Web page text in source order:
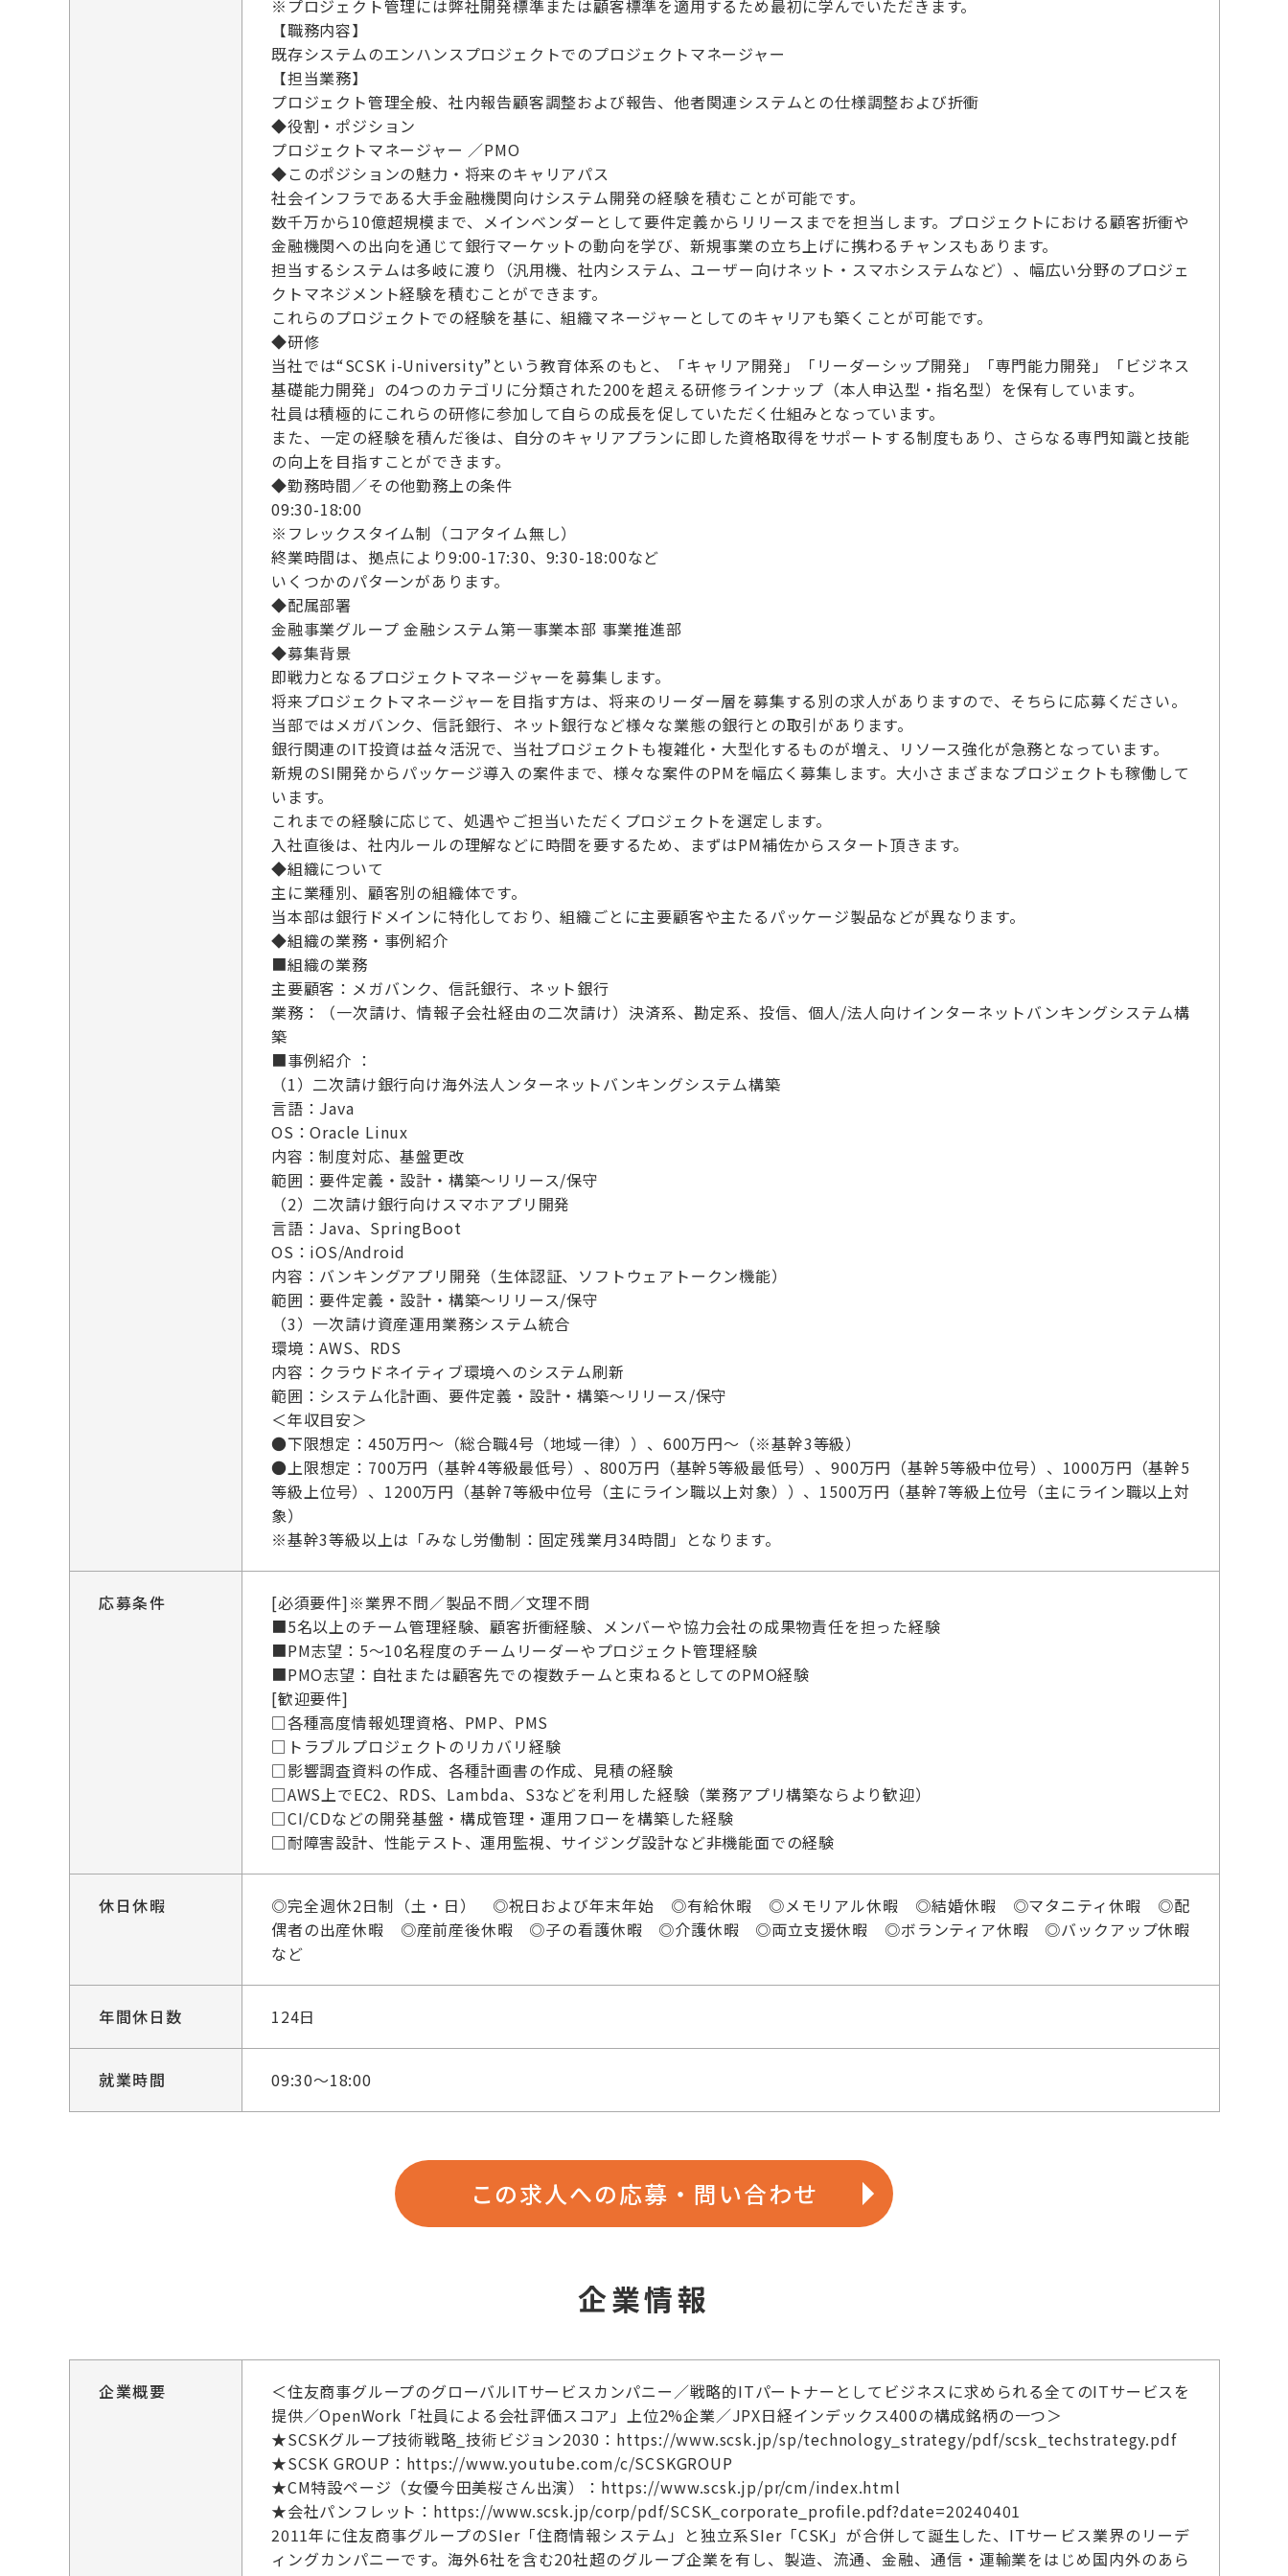
※プロジェクト管理には弊社開発標準または顧客標準を適用するため最初に学んでいただきます。
【職務内容】
既存システムのエンハンスプロジェクトでのプロジェクトマネージャー
【担当業務】
プロジェクト管理全般、社内報告顧客調整および報告、他者関連システムとの仕様調整および折衝
◆役割・ポジション
プロジェクトマネージャー ／PMO
◆このポジションの魅力・将来のキャリアパス
社会インフラである大手金融機関向けシステム開発の経験を積むことが可能です。
数千万から10億超規模まで、メインベンダーとして要件定義からリリースまでを担当します。プロジェクトにおける顧客折衝や
金融機関への出向を通じて銀行マーケットの動向を学び、新規事業の立ち上げに携わるチャンスもあります。
担当するシステムは多岐に渡り（汎用機、社内システム、ユーザー向けネット・スマホシステムなど）、幅広い分野のプロジェ
クトマネジメント経験を積むことができます。
これらのプロジェクトでの経験を基に、組織マネージャーとしてのキャリアも築くことが可能です。
◆研修
当社では“SCSK i-University”という教育体系のもと、「キャリア開発」「リーダーシップ開発」「専門能力開発」「ビジネス
基礎能力開発」の4つのカテゴリに分類された200を超える研修ラインナップ（本人申込型・指名型）を保有しています。
社員は積極的にこれらの研修に参加して自らの成長を促していただく仕組みとなっています。
また、一定の経験を積んだ後は、自分のキャリアプランに即した資格取得をサポートする制度もあり、さらなる専門知識と技能
の向上を目指すことができます。
◆勤務時間／その他勤務上の条件
09:30-18:00
※フレックスタイム制（コアタイム無し）
終業時間は、拠点により9:00-17:30、9:30-18:00など
いくつかのパターンがあります。
◆配属部署
金融事業グループ 金融システム第一事業本部 事業推進部
◆募集背景
即戦力となるプロジェクトマネージャーを募集します。
将来プロジェクトマネージャーを目指す方は、将来のリーダー層を募集する別の求人がありますので、そちらに応募ください。
当部ではメガバンク、信託銀行、ネット銀行など様々な業態の銀行との取引があります。
銀行関連のIT投資は益々活況で、当社プロジェクトも複雑化・大型化するものが増え、リソース強化が急務となっています。
新規のSI開発からパッケージ導入の案件まで、様々な案件のPMを幅広く募集します。大小さまざまなプロジェクトも稼働して
います。
これまでの経験に応じて、処遇やご担当いただくプロジェクトを選定します。
入社直後は、社内ルールの理解などに時間を要するため、まずはPM補佐からスタート頂きます。
◆組織について
主に業種別、顧客別の組織体です。
当本部は銀行ドメインに特化しており、組織ごとに主要顧客や主たるパッケージ製品などが異なります。
◆組織の業務・事例紹介
■組織の業務
主要顧客：メガバンク、信託銀行、ネット銀行
業務：（一次請け、情報子会社経由の二次請け）決済系、勘定系、投信、個人/法人向けインターネットバンキングシステム構
築
■事例紹介 ：
（1）二次請け銀行向け海外法人ンターネットバンキングシステム構築
言語：Java
OS：Oracle Linux
内容：制度対応、基盤更改
範囲：要件定義・設計・構築～リリース/保守
（2）二次請け銀行向けスマホアプリ開発
言語：Java、SpringBoot
OS：iOS/Android
内容：バンキングアプリ開発（生体認証、ソフトウェアトークン機能）
範囲：要件定義・設計・構築～リリース/保守
（3）一次請け資産運用業務システム統合
環境：AWS、RDS
内容：クラウドネイティブ環境へのシステム刷新
範囲：システム化計画、要件定義・設計・構築～リリース/保守
＜年収目安＞
●下限想定：450万円～（総合職4号（地域一律））、600万円～（※基幹3等級）
●上限想定：700万円（基幹4等級最低号）、800万円（基幹5等級最低号）、900万円（基幹5等級中位号）、1000万円（基幹5
等級上位号）、1200万円（基幹7等級中位号（主にライン職以上対象））、1500万円（基幹7等級上位号（主にライン職以上対
象）
※基幹3等級以上は「みなし労働制：固定残業月34時間」となります。
応募条件
[必須要件]※業界不問／製品不問／文理不問
■5名以上のチーム管理経験、顧客折衝経験、メンバーや協力会社の成果物責任を担った経験
■PM志望：5～10名程度のチームリーダーやプロジェクト管理経験
■PMO志望：自社または顧客先での複数チームと束ねるとしてのPMO経験
[歓迎要件]
□各種高度情報処理資格、PMP、PMS
□トラブルプロジェクトのリカバリ経験
□影響調査資料の作成、各種計画書の作成、見積の経験
□AWS上でEC2、RDS、Lambda、S3などを利用した経験（業務アプリ構築ならより歓迎）
□CI/CDなどの開発基盤・構成管理・運用フローを構築した経験
□耐障害設計、性能テスト、運用監視、サイジング設計など非機能面での経験
休日休暇
◎完全週休2日制（土・日） ◎祝日および年末年始 ◎有給休暇 ◎メモリアル休暇 ◎結婚休暇 ◎マタニティ休暇 ◎配
偶者の出産休暇 ◎産前産後休暇 ◎子の看護休暇 ◎介護休暇 ◎両立支援休暇 ◎ボランティア休暇 ◎バックアップ休暇
など
年間休日数 124日
就業時間 09:30～18:00
この求人への応募・問い合わせ
企業情報
企業概要
＜住友商事グループのグローバルITサービスカンパニー／戦略的ITパートナーとしてビジネスに求められる全てのITサービスを
提供／OpenWork「社員による会社評価スコア」上位2%企業／JPX日経インデックス400の構成銘柄の一つ＞
★SCSKグループ技術戦略_技術ビジョン2030：https://www.scsk.jp/sp/technology_strategy/pdf/scsk_techstrategy.pdf
★SCSK GROUP：https://www.youtube.com/c/SCSKGROUP
★CM特設ページ（女優今田美桜さん出演）：https://www.scsk.jp/pr/cm/index.html
★会社パンフレット：https://www.scsk.jp/corp/pdf/SCSK_corporate_profile.pdf?date=20240401
2011年に住友商事グループのSIer「住商情報システム」と独立系SIer「CSK」が合併して誕生した、ITサービス業界のリーデ
ィングカンパニーです。海外6社を含む20社超のグループ企業を有し、製造、流通、金融、通信・運輸業をはじめ国内外のあら